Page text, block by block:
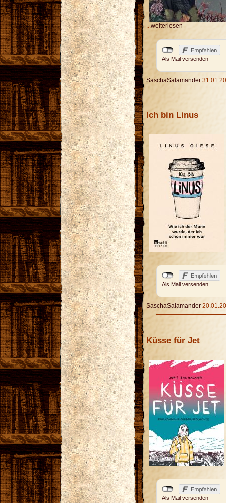
weiterlesen
Als Mail versenden
SaschaSalamander
Ich bin Linus
Als Mail versenden
SaschaSalamander
Küsse für Jet
Als Mail versenden